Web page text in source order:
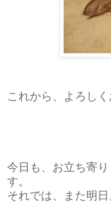
これから、よろしく
今日も、お立ち寄
す。
それでは、また明日